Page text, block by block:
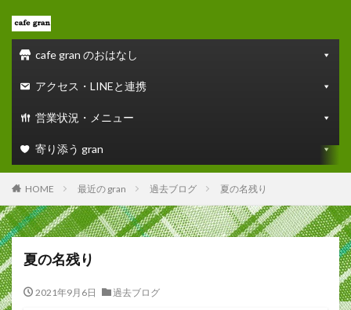
cafe gran のおはなし
アクセス・LINEと連携
営業状況・メニュー
寄り添う gran
HOME 最近の gran 過去ブログ 夏の名残り
夏の名残り
2021年9月6日 過去ブログ